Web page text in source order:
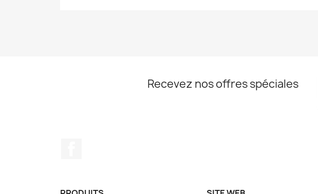
Recevez nos offres spéciales